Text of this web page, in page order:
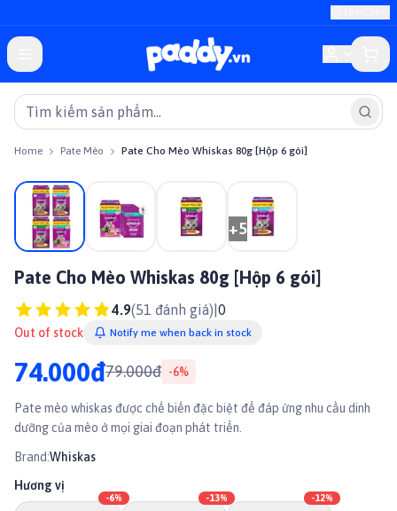
Home Pate Mèo Pate Cho Mèo Whiskas 80g [Hộp 6 gói]
On sale
+5
Pate Cho Mèo Whiskas 80g [Hộp 6 gói]
4.9(51 đánh giá) 0
Out of stock Notify me when back in stock
74.000đ79.000đ -6%
Pate mèo whiskas được chế biến đặc biệt để đáp ứng nhu cầu dinh
dưỡng của mèo ở mọi giai đoạn phát triển.
Brand:Whiskas
Hương vị
-6% -13% -12%